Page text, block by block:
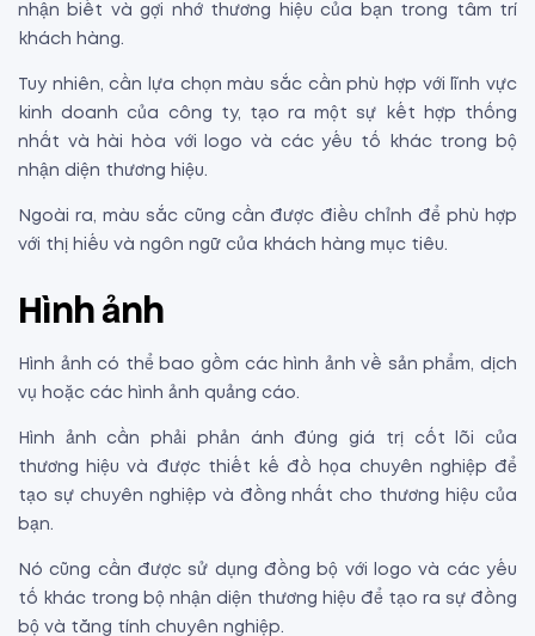
nhận biết và gợi nhớ thương hiệu của bạn trong tâm trí
khách hàng.
Tuy nhiên, cần lựa chọn màu sắc cần phù hợp với lĩnh vực
kinh doanh của công ty, tạo ra một sự kết hợp thống
nhất và hài hòa với logo và các yếu tố khác trong bộ
nhận diện thương hiệu.
Ngoài ra, màu sắc cũng cần được điều chỉnh để phù hợp
với thị hiếu và ngôn ngữ của khách hàng mục tiêu.
Hình ảnh
Hình ảnh có thể bao gồm các hình ảnh về sản phẩm, dịch
vụ hoặc các hình ảnh quảng cáo.
Hình ảnh cần phải phản ánh đúng giá trị cốt lõi của
thương hiệu và được thiết kế đồ họa chuyên nghiệp để
tạo sự chuyên nghiệp và đồng nhất cho thương hiệu của
bạn.
Nó cũng cần được sử dụng đồng bộ với logo và các yếu
tố khác trong bộ nhận diện thương hiệu để tạo ra sự đồng
bộ và tăng tính chuyên nghiệp.